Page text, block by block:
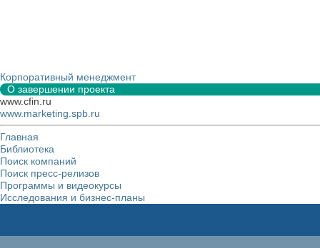
Корпоративный менеджмент
О завершении проекта
www.cfin.ru
www.marketing.spb.ru
Главная
Библиотека
Поиск компаний
Поиск пресс-релизов
Программы и видеокурсы
Исследования и бизнес-планы